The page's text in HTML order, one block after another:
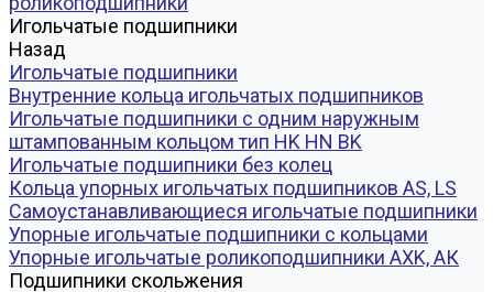
Игольчатые подшипники
Назад
Игольчатые подшипники
Внутренние кольца игольчатых подшипников
Игольчатые подшипники c одним наружным
штампованным кольцом тип HK HN BK
Игольчатые подшипники без колец
Кольца упорных игольчатых подшипников AS, LS
Самоустанавливающиеся игольчатые подшипники
Упорные игольчатые подшипники с кольцами
Упорные игольчатые роликоподшипники AXK, АК
Подшипники скольжения